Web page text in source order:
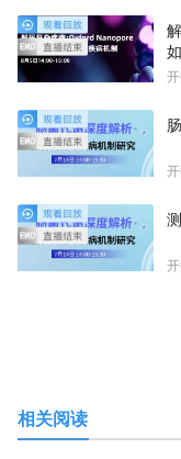
相关阅读